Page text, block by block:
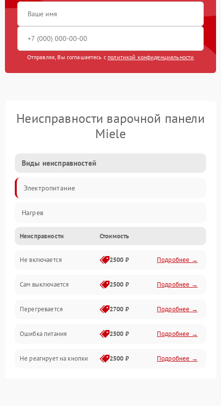
Отправляя, Вы соглашаетесь с политикой конфиденциальности
Неисправности варочной панели
Miele
Виды неисправностей
Электропитание
Нагрев
Неисправности Стоимость
Не включается 2500 ₽ Подробнее →
Сам выключается 2500 ₽ Подробнее →
Перегревается 2700 ₽ Подробнее →
Ошибка питания 2500 ₽ Подробнее →
Не реагирует на кнопки 2500 ₽ Подробнее →